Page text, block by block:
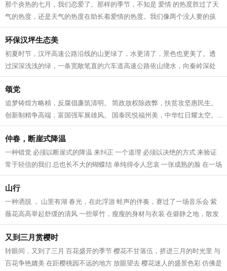
那个炎热的七月，我们恋爱了。那样的季节，不知是 爱情 的热度胜过了天
气的热度，还是天气的热度在助长着爱情的热度。我们像两个没人要的孩
子，赖在“麦肯基”临窗的位子上，...
环保汉坪生态美
初夏时节，汉坪高速公路沿线的山更绿了，水更清了，景色也更美了。透
过深深浅浅的绿，一条宽敞笔直的六车道高速公路依山绕水，向秦岭深处
的远方无限延伸，构成了路与山体自然...
颂党
追梦铸煌方略精，反腐倡廉筑清明。 简政放权除政弊，扶贫攻坚惠民生。
创新制精争高端，富国强军展雄风。 国泰民悦福州美，中华红日耀太空。...
仲春，断崖式降温
一种错觉 必须以断崖式的降温 来纠正 一个道理 必须以决绝的方式 来验证
常于轻信的我们 总也长不大的蝴蝶结 单纯得令人悲哀 一张成熟的脸 在一场
断崖式降温之后 多了些沧桑 春天...
山行
一种洒脱 ， 山里有湖 春光，在此浮游 蛙声的伴奏，赛过了一场音乐会 紫
薇花高高举起舒缓的清风 一些翠竹，瘦瘦的身材与衣装 在僻静之地，散发
着岁月之痕 草木近乎入戏，怡然自...
又到三月赏樱时
转眼间，又到了三月 百花盛开的季节 樱花不甘落伍，挤进三月的时光里 与
百花争艳媲美 在距樱桃园不远的地方 放眼望去 樱花迷人的盛景色彩 仿佛是